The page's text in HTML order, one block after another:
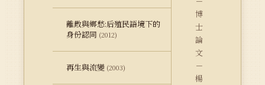
離散與鄉愁:后殖民語境下的
身份認同 (2012)
再生與流變 (2003)
博
士
論
文
－
楊